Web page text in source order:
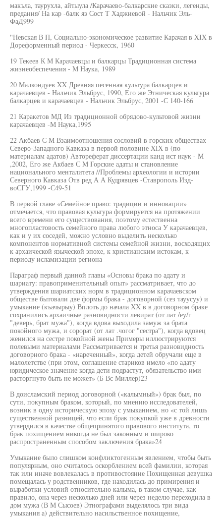
макъла, таурухла, айтыула /Карачаево-балкарские сказки, легенды,
предания/ На кар -балк яз Сост Т Хаджиевой - Нальчик Эль-
ФаД999
''Невская В П, Социально-экономическое развитие Карачая в XIX в
Дореформенный период - Черкесск, 1960
19 Текеев К М Карачаевцы и балкарцы Традиционная система
жизнеобеспечения - М Наука, 1989
20 Малкондуев XX Древняя песенная культура балкарцев и
карачаевцев - Нальчик Эльбрус, 1990, Его же Этническая культура
балкарцев и карачаевцев - Нальчик Эльбрус, 2001 -С 140-166
21 Каракетов МД Из традиционной обрядово-культовой жизни
карачаевцев -М Наука,1995
22 Акбаев С М Взаимоотношения сословий в горских обществах
Северо-Западного Кавказа в первой половине XIX в (по
материалам адатов) Автореферат диссертации канд ист наук - М
,2002, Его же Акбаев С М Горские адаты и становление
национального менталитета //Проблемы археологии и истории
Северного Кавказа Отв ред А А Кудрявцев -Ставрополь Изд-
воСГУ,1999 -С49-51
В первой главе «Семейное право: традиции и инновации»
отмечается, что правовая культура формируется на протяжении
всего времени его существования, поэтому естественна
многопластовость семейного права любого этноса У карачаевцев,
как и у их соседей, можно условно выделить несколько
компонентов нормативной системы семейной жизни, восходящих
к архаической языческой эпохе, к христианским истокам, к
периоду исламизации региона
Параграф первый данной главы «Основы брака по адату и
шариату: правоприменительный опыт» рассматривает, что до
утверждения шариатских норм в традиционном карачаевском
обществе бытовали две формы брака - договорной (сез тауусуу) и
умыкание (къачырыу) Вплоть до начала XX в в договорном браке
сохранились архаичные разновидности левират (от лат /еу/г
"деверь, брат мужа"), когда вдова выходила замуж за брата
покойного мужа, и сорорат (от лат .чогог "сестра"), когда вдовец
женился на сестре покойной жены Примеры иллюстрируются
полевыми материалами Рассматривается и третья разновидность
договорного брака - «нареченный», когда детей обручали еще в
малолетстве (при этом, соглашение стариков имело «по адату
юридическое значение когда дети подрастут, обязательство ими
расторгнуто быть не может» (Б Вс Миллер)23
В доисламский период договорной («калымный») брак был, по
сути, покупным браком, который, по мнению исследователей,
возник в одну историческую эпоху с умыканием, но «с той лишь
существенной разницей, что если брак покупкой уже в древности
утвердился в качестве общепринятого правового института, то
брак похищением никогда не был законным и широко
распространенным способом заключения брака»24
Умыкание было слишком конфликтогенным явлением, чтобы быть
популярным, оно считалось оскорблением всей фамилии, которая
так или иначе вовлекалась в противостояние Похищенная девушка
помещалась у родственников, где находилась до примирения и
выработки условий относительно калыма, в таком случае, как
правило, она через несколько дней или через неделю переходила в
дом мужа (В М Сысоев) Этнографами выделялось три вида
умыкания а) действительно насильственное похищение,